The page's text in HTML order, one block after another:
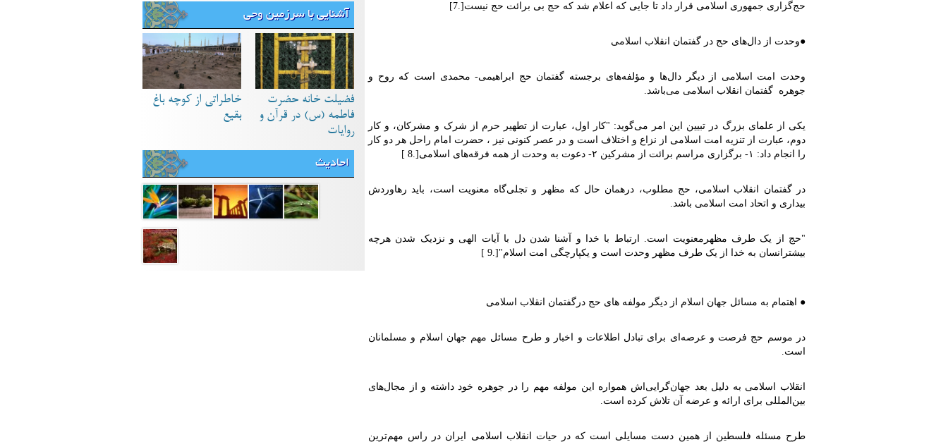
حج‌گزاری جمهوری اسلامی قرار داد تا جایی که اعلام شد که حج بی برائت حج نیست ]
.
7
[
●وحدت از دال‌های حج در گفتمان انقلاب اسلامی
وحدت امت اسلامی از دیگر دال‌ها و مؤلفه‌های برجسته گفتمان حج ابراهیمی- محمدی است که روح و
جوهره گفتمان انقلاب اسلامی می‌باشد.
یکی از علمای بزرگ در تبیین این امر می‌گوید: "کار اول، عبارت از تطهیر حرم از شرک و مشرکان، و کار
دوم، عبارت از تنزیه امت اسلامی از نزاع و اختلاف است و در عصر کنونی نیز ، حضرت امام راحل هر دو کار
را انجام داد: ۱- برگزاری مراسم برائت از مشرکین ۲- دعوت به وحدت از همه فرقه‌های اسلامی
]
.
8
[
در گفتمان انقلاب اسلامی، حج مطلوب، درهمان حال که مظهر و تجلی‌گاه معنویت است، باید رهاوردش
بیداری و اتحاد امت اسلامی باشد.
"حج از یک طرف مظهرمعنویت است. ارتباط با خدا و آشنا شدن دل با آیات الهی و نزدیک شدن هرچه
بیشترانسان به خدا از یک طرف مظهر وحدت است و یکپارچگی امت اسلام" ]
.
9
[
● اهتمام به مسائل جهان اسلام از دیگر مولفه های حج درگفتمان انقلاب اسلامی
در موسم حج فرصت و عرصه‌ای برای تبادل اطلاعات و اخبار و طرح مسائل مهم جهان اسلام و مسلمانان
است.
انقلاب اسلامی به دلیل بعد جهان‌گرایی‌اش همواره این مولفه مهم را در جوهره خود داشته و از مجال‌های
بین‌المللی برای ارائه و عرضه آن تلاش کرده است.
طرح مسئله فلسطین از همین دست مسایلی است که در حیات انقلاب‌ اسلامی ایران در راس مهم‌ترین
آشنایی با سرزمین وحی
فضیلت خانه حضرت
فاطمه (س) در قرآن و
روایات
خاطراتی از کوچه باغ
بقیع
احادیث